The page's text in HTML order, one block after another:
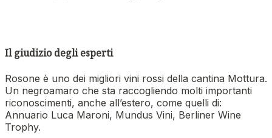
Il giudizio degli esperti
Rosone è uno dei migliori vini rossi della cantina Mottura.
Un negroamaro che sta raccogliendo molti importanti
riconoscimenti, anche all’estero, come quelli di:
Annuario Luca Maroni, Mundus Vini, Berliner Wine
Trophy.